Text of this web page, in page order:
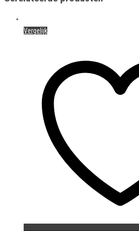
Vergelijk